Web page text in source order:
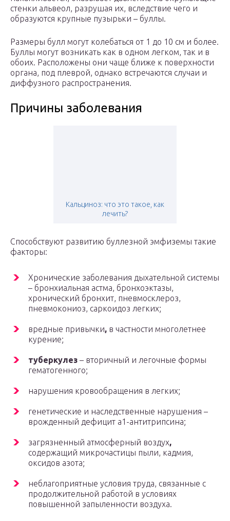
стенки альвеол, разрушая их, вследствие чего и
образуются крупные пузырьки – буллы.
Размеры булл могут колебаться от 1 до 10 см и более.
Буллы могут возникать как в одном легком, так и в
обоих. Расположены они чаще ближе к поверхности
органа, под плеврой, однако встречаются случаи и
диффузного распространения.
Причины заболевания
Кальциноз: что это такое, как
лечить?
Способствуют развитию буллезной эмфиземы такие
факторы:
Хронические заболевания дыхательной системы
– бронхиальная астма, бронхоэктазы,
хронический бронхит, пневмосклероз,
пневмокониоз, саркоидоз легких;
вредные привычки, в частности многолетнее
курение;
туберкулез – вторичный и легочные формы
гематогенного;
нарушения кровообращения в легких;
генетические и наследственные нарушения –
врожденный дефицит а1-антитрипсина;
загрязненный атмосферный воздух,
содержащий микрочастицы пыли, кадмия,
оксидов азота;
неблагоприятные условия труда, связанные с
продолжительной работой в условиях
повышенной запыленности воздуха.